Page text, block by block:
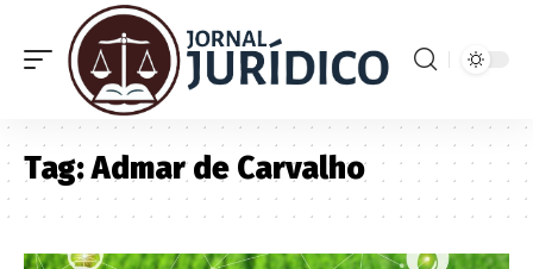
Tag:Admar de Carvalho